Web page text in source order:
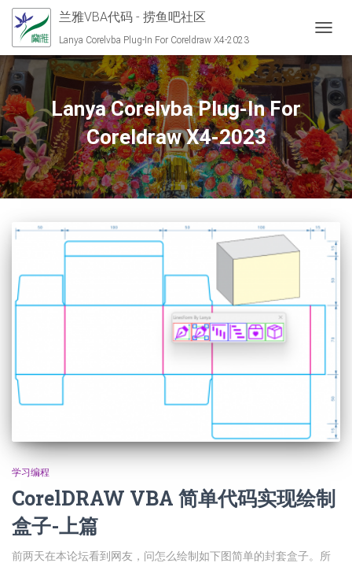
兰雅VBA代码 - 捞鱼吧社区
Lanya Corelvba Plug-In For Coreldraw X4-2023
Lanya Corelvba Plug-In For
Coreldraw X4-2023
学习编程
CorelDRAW VBA 简单代码实现绘制
盒子-上篇
前两天在本论坛看到网友，问怎么绘制如下图简单的封套盒子。所